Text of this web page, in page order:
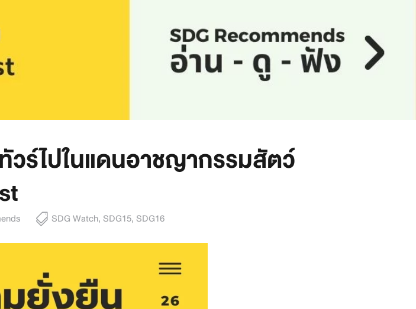
วร์ไปในแดนอาชญากรรมสัตว์
SDG Watch, SDG15, SDG16